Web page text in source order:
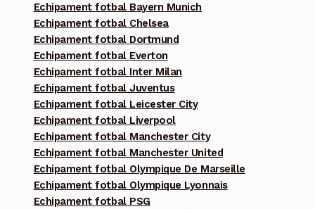
Echipament fotbal Bayern Munich
Echipament fotbal Chelsea
Echipament fotbal Dortmund
Echipament fotbal Everton
Echipament fotbal Inter Milan
Echipament fotbal Juventus
Echipament fotbal Leicester City
Echipament fotbal Liverpool
Echipament fotbal Manchester City
Echipament fotbal Manchester United
Echipament fotbal Olympique De Marseille
Echipament fotbal Olympique Lyonnais
Echipament fotbal PSG